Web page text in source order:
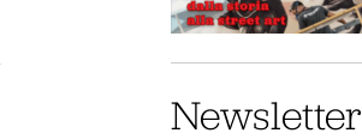
Newsletter